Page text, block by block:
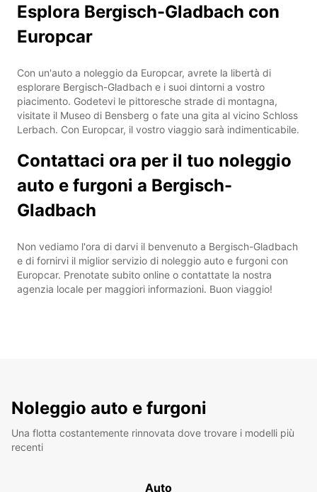
Esplora Bergisch-Gladbach con
Europcar
Con un'auto a noleggio da Europcar, avrete la libertà di
esplorare Bergisch-Gladbach e i suoi dintorni a vostro
piacimento. Godetevi le pittoresche strade di montagna,
visitate il Museo di Bensberg o fate una gita al vicino Schloss
Lerbach. Con Europcar, il vostro viaggio sarà indimenticabile.
Contattaci ora per il tuo noleggio
auto e furgoni a Bergisch-
Gladbach
Non vediamo l'ora di darvi il benvenuto a Bergisch-Gladbach
e di fornirvi il miglior servizio di noleggio auto e furgoni con
Europcar. Prenotate subito online o contattate la nostra
agenzia locale per maggiori informazioni. Buon viaggio!
Noleggio auto e furgoni
Una flotta costantemente rinnovata dove trovare i modelli più
recenti
Auto